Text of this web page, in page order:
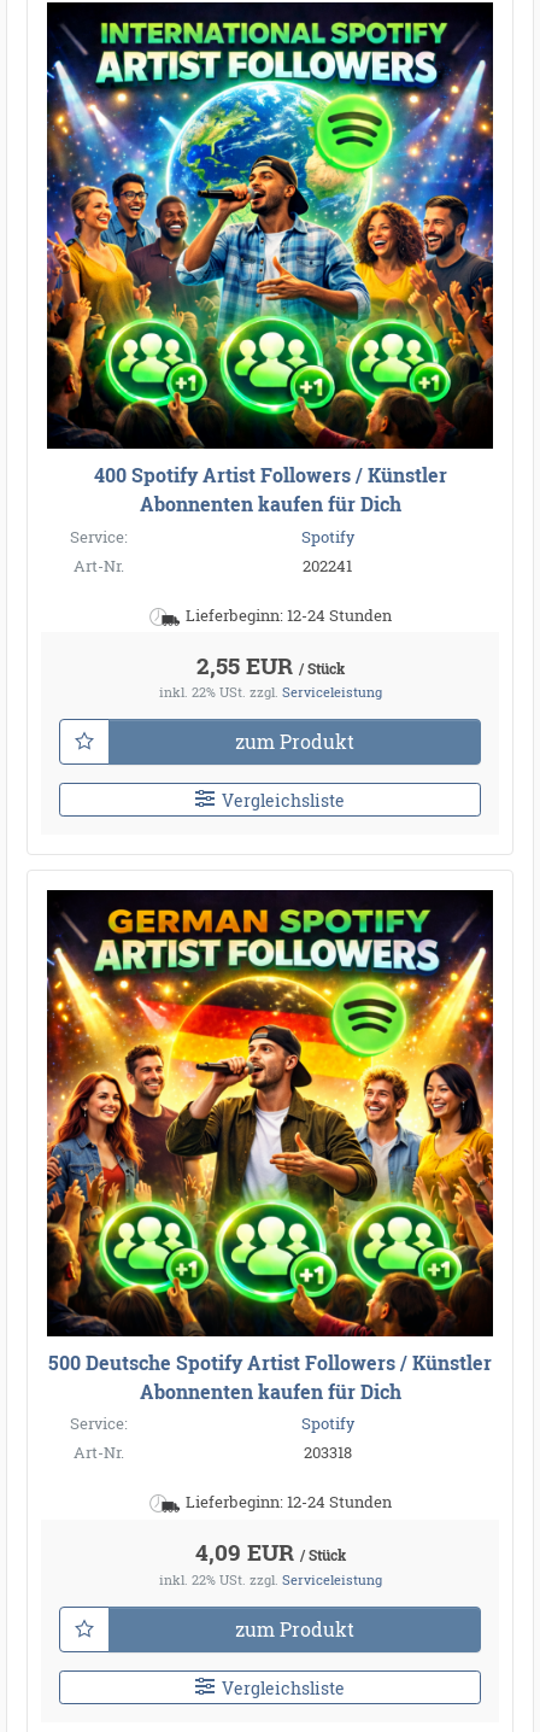
400 Spotify Artist Followers / Künstler
Abonnenten kaufen für Dich
Service:
Spotify
Art-Nr.
202241
Lieferbeginn: 12-24 Stunden
2,55 EUR / Stück
inkl. 22% USt. zzgl. Serviceleistung
zum Produkt
Vergleichsliste
500 Deutsche Spotify Artist Followers / Künstler
Abonnenten kaufen für Dich
Service:
Spotify
Art-Nr.
203318
Lieferbeginn: 12-24 Stunden
4,09 EUR / Stück
inkl. 22% USt. zzgl. Serviceleistung
zum Produkt
Vergleichsliste